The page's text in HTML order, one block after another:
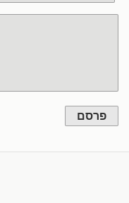
פרסם